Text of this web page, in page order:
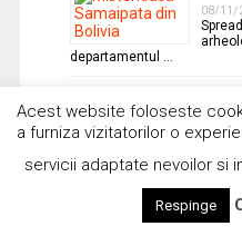
08/11/
departamentul …
de
07/11/
Acest website foloseste
a furniza vizitatorilor o
servicii adaptate nevoilor si
Respinge